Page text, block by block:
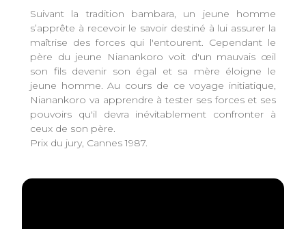
Suivant la tradition bambara, un jeune homme
s’apprête à recevoir le savoir destiné à lui assurer la
maîtrise des forces qui l'entourent. Cependant le
père du jeune Nianankoro voit d'un mauvais œil
son fils devenir son égal et sa mère éloigne le
jeune homme. Au cours de ce voyage initiatique,
Nianankoro va apprendre à tester ses forces et ses
pouvoirs qu'il devra inévitablement confronter à
ceux de son père.
Prix du jury, Cannes 1987.